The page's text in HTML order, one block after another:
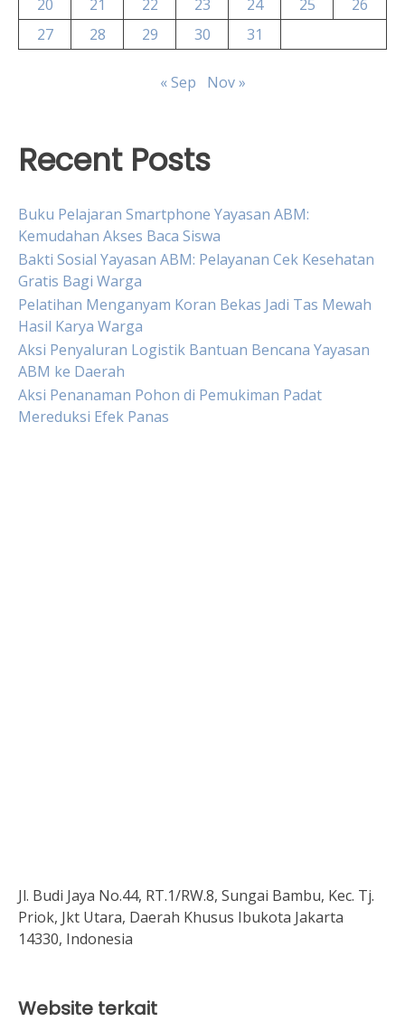
20 21 22 23 24 25
26
27
28 29 30 31
« Sep Nov »
Recent Posts
Buku Pelajaran Smartphone Yayasan ABM:
Kemudahan Akses Baca Siswa
Bakti Sosial Yayasan ABM: Pelayanan Cek Kesehatan
Gratis Bagi Warga
Pelatihan Menganyam Koran Bekas Jadi Tas Mewah
Hasil Karya Warga
Aksi Penyaluran Logistik Bantuan Bencana Yayasan
ABM ke Daerah
Aksi Penanaman Pohon di Pemukiman Padat
Mereduksi Efek Panas
Jl. Budi Jaya No.44, RT.1/RW.8, Sungai Bambu, Kec. Tj.
Priok, Jkt Utara, Daerah Khusus Ibukota Jakarta
14330, Indonesia
Website terkait